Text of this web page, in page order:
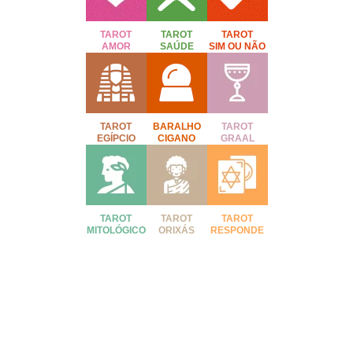
TAROT
AMOR
TAROT
SAÚDE
TAROT
SIM OU NÃO
TAROT
EGÍPCIO
BARALHO
CIGANO
TAROT
GRAAL
TAROT
MITOLÓGICO
TAROT
ORIXÁS
TAROT
RESPONDE